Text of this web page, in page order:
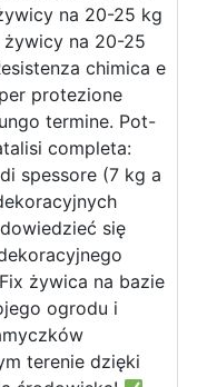
na 20-25 kg
na 20-25
chimica e
protezione
termine. Pot-
completa:
spessore (7 kg a
się
żywica na bazie
ogrodu i
terenie dzięki